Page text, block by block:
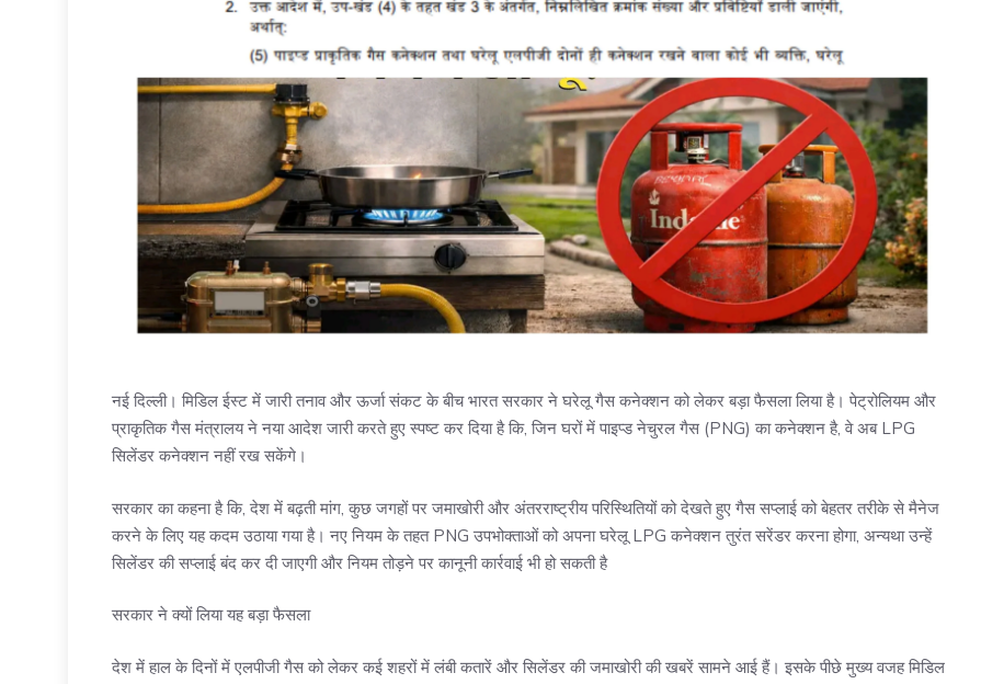
नई दिल्ली। मिडिल ईस्ट में जारी तनाव और ऊर्जा संकट के बीच भारत सरकार ने घरेलू गैस कनेक्शन को लेकर बड़ा फैसला लिया है। पेट्रोलियम और
प्राकृतिक गैस मंत्रालय ने नया आदेश जारी करते हुए स्पष्ट कर दिया है कि, जिन घरों में पाइप्ड नेचुरल गैस (PNG) का कनेक्शन है, वे अब LPG
सिलेंडर कनेक्शन नहीं रख सकेंगे।
सरकार का कहना है कि, देश में बढ़ती मांग, कुछ जगहों पर जमाखोरी और अंतरराष्ट्रीय परिस्थितियों को देखते हुए गैस सप्लाई को बेहतर तरीके से मैनेज
करने के लिए यह कदम उठाया गया है। नए नियम के तहत PNG उपभोक्ताओं को अपना घरेलू LPG कनेक्शन तुरंत सरेंडर करना होगा, अन्यथा उन्हें
सिलेंडर की सप्लाई बंद कर दी जाएगी और नियम तोड़ने पर कानूनी कार्रवाई भी हो सकती है
सरकार ने क्यों लिया यह बड़ा फैसला
देश में हाल के दिनों में एलपीजी गैस को लेकर कई शहरों में लंबी कतारें और सिलेंडर की जमाखोरी की खबरें सामने आई हैं। इसके पीछे मुख्य वजह मिडिल